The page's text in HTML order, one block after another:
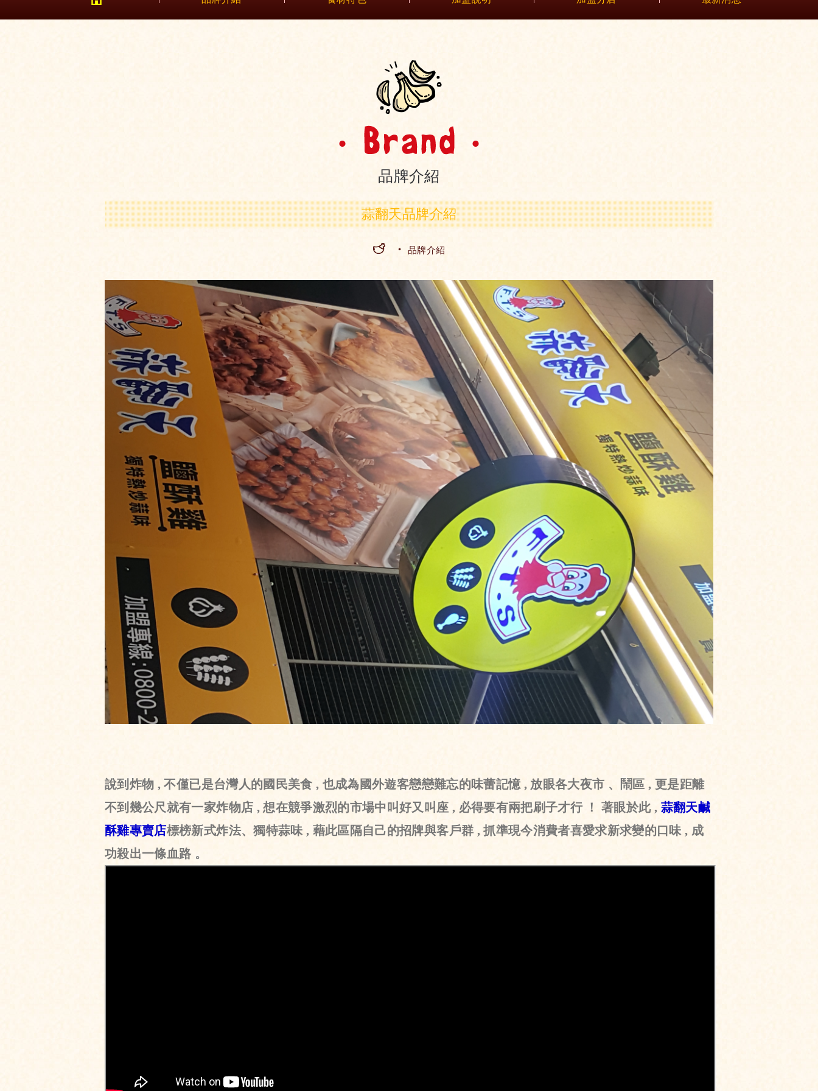
品牌介紹
蒜翻天品牌介紹
HOME品牌介紹
說到炸物 , 不僅已是台灣人的國民美食 , 也成為國外遊客戀戀難忘的味蕾記憶 , 放眼各大夜市 、鬧區 , 更是距離
不到幾公尺就有一家炸物店 , 想在競爭激烈的市場中叫好又叫座 , 必得要有兩把刷子才行 ！ 著眼於此 , 蒜翻天鹹
酥雞專賣店標榜新式炸法、獨特蒜味 , 藉此區隔自己的招牌與客戶群 , 抓準現今消費者喜愛求新求變的口味 , 成
功殺出一條血路 。